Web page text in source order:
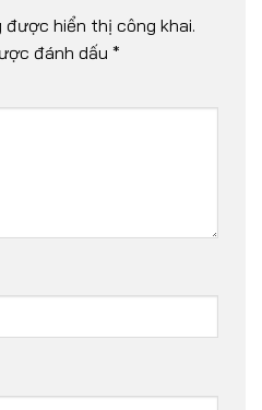
được hiển thị công khai.
đánh dấu *